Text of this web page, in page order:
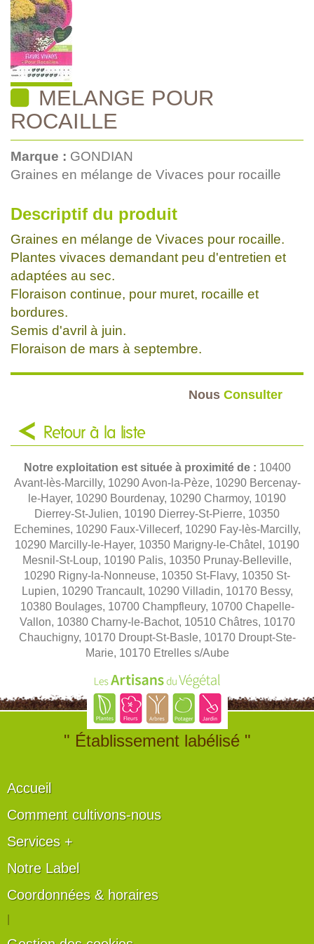
MELANGE POUR
ROCAILLE
Marque : GONDIAN
Graines en mélange de Vivaces pour rocaille
Descriptif du produit
Graines en mélange de Vivaces pour rocaille.
Plantes vivaces demandant peu d'entretien et
adaptées au sec.
Floraison continue, pour muret, rocaille et
bordures.
Semis d'avril à juin.
Floraison de mars à septembre.
Nous Consulter
Retour à la liste
Notre exploitation est située à proximité de : 10400
Avant-lès-Marcilly, 10290 Avon-la-Pèze, 10290 Bercenay-
le-Hayer, 10290 Bourdenay, 10290 Charmoy, 10190
Dierrey-St-Julien, 10190 Dierrey-St-Pierre, 10350
Echemines, 10290 Faux-Villecerf, 10290 Fay-lès-Marcilly,
10290 Marcilly-le-Hayer, 10350 Marigny-le-Châtel, 10190
Mesnil-St-Loup, 10190 Palis, 10350 Prunay-Belleville,
10290 Rigny-la-Nonneuse, 10350 St-Flavy, 10350 St-
Lupien, 10290 Trancault, 10290 Villadin, 10170 Bessy,
10380 Boulages, 10700 Champfleury, 10700 Chapelle-
Vallon, 10380 Charny-le-Bachot, 10510 Châtres, 10170
Chauchigny, 10170 Droupt-St-Basle, 10170 Droupt-Ste-
Marie, 10170 Etrelles s/Aube
" Établissement labélisé "
Accueil
Comment cultivons-nous
Services +
Notre Label
Coordonnées & horaires